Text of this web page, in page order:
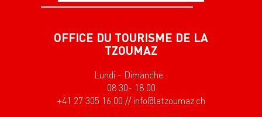
OFFICE DU TOURISME DE LA
TZOUMAZ
Lundi - Dimanche :
08:30- 18:00
+41 27 305 16 00 // info@latzoumaz.ch